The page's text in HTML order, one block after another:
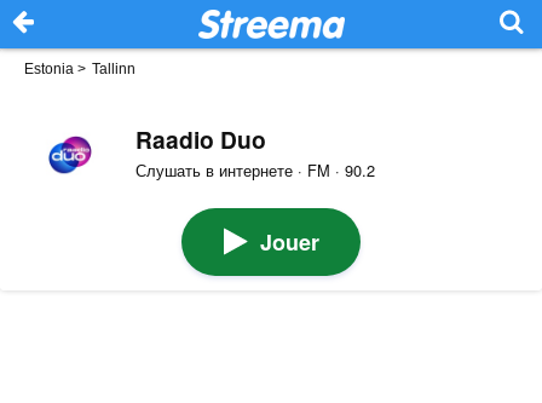
Estonia > Tallinn
Raadio Duo
Слушать в интернете · FM · 90.2
Jouer